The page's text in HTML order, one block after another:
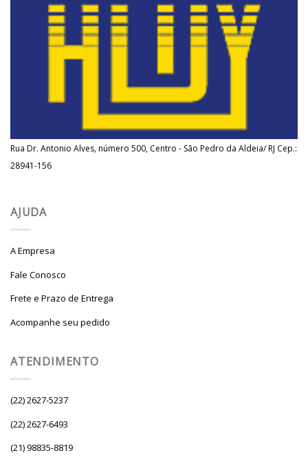
Rua Dr. Antonio Alves, número 500, Centro - São Pedro da Aldeia/ RJ Cep.:
28941-156
AJUDA
A Empresa
Fale Conosco
Frete e Prazo de Entrega
Acompanhe seu pedido
ATENDIMENTO
(22) 2627-5237
(22) 2627-6493
(21) 98835-8819